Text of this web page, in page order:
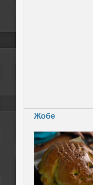
Жобе